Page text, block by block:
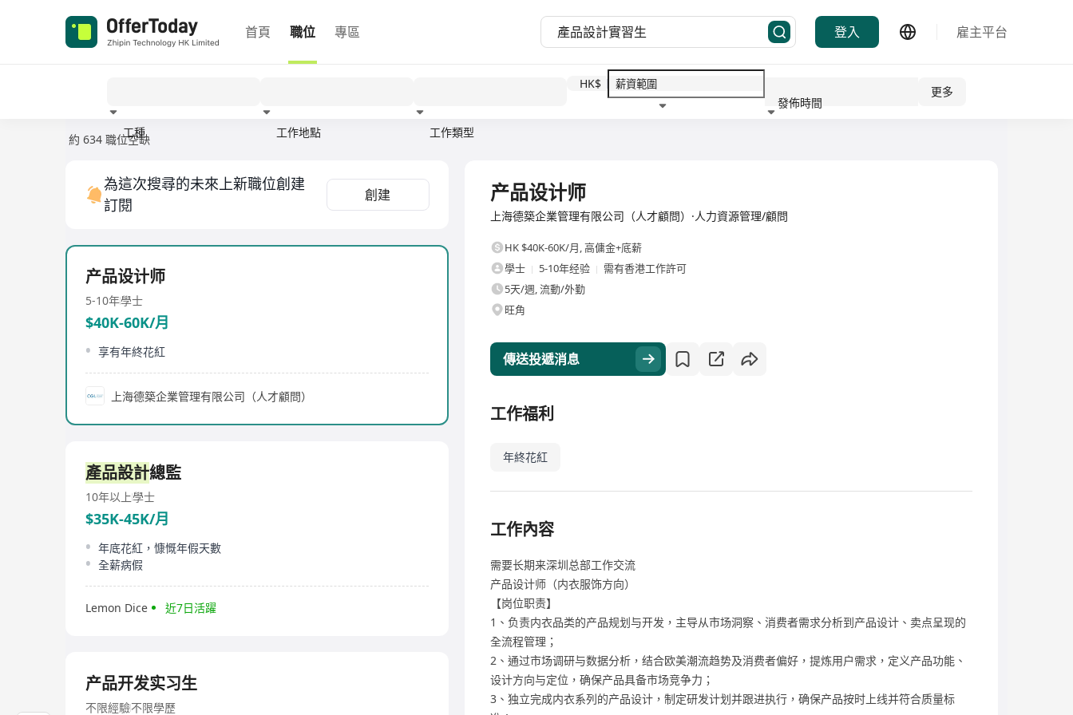
首頁 職位 專區 登入 雇主平台
工種 工作地點 工作類型
HK$
發佈時間
更多
約 634 職位空缺
為這次搜尋的未來上新職位創建
訂閱
創建
产品设计师
5-10年學士
$40K-60K/月
享有年終花紅
上海德築企業管理有限公司（人才顧問）
產品設計總監
10年以上學士
$35K-45K/月
年底花紅，慷慨年假天數
全薪病假
Lemon Dice 近7日活躍
产品开发实习生
不限經驗不限學歷
产品设计师
上海德築企業管理有限公司（人才顧問）·人力資源管理/顧問
HK $40K-60K/月,高傭金+底薪
學士
5-10年经验
需有香港工作許可
5天/週, 流動/外勤
旺角
傳送投遞消息
工作福利
年終花紅
工作內容
需要长期来深圳总部工作交流
产品设计师（内衣服饰方向）
【岗位职责】
1、负责内衣品类的产品规划与开发，主导从市场洞察、消费者需求分析到产品设计、卖点呈现的
全流程管理；
2、通过市场调研与数据分析，结合欧美潮流趋势及消费者偏好，提炼用户需求，定义产品功能、
设计方向与定位，确保产品具备市场竞争力；
3、独立完成内衣系列的产品设计，制定研发计划并跟进执行，确保产品按时上线并符合质量标